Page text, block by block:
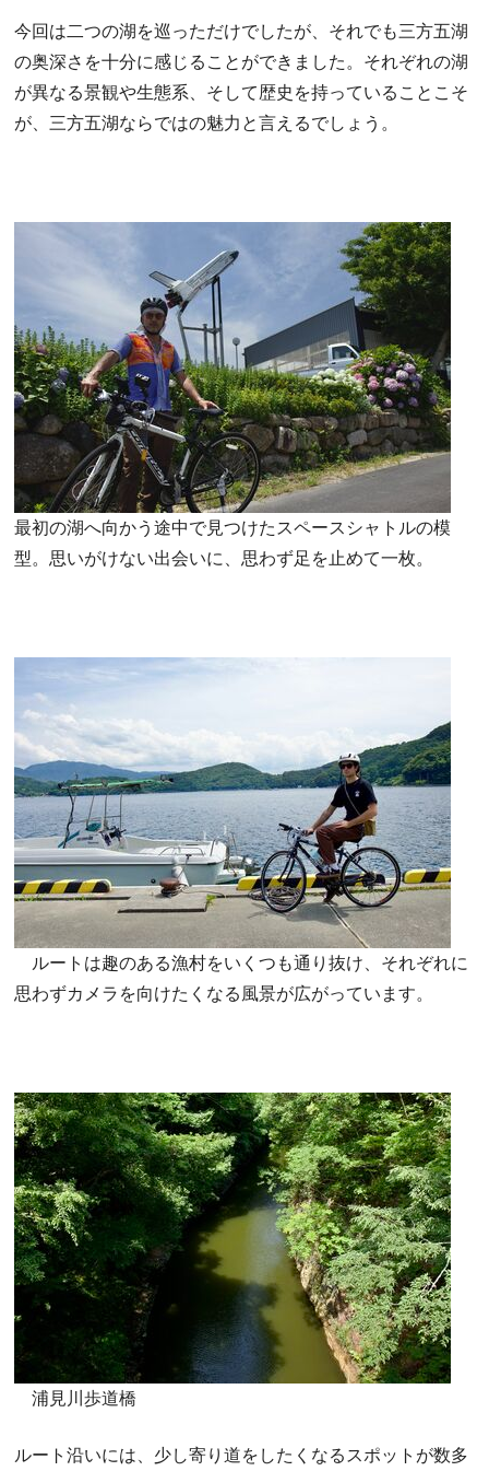
今回は二つの湖を巡っただけでしたが、それでも三方五湖
の奥深さを十分に感じることができました。それぞれの湖
が異なる景観や生態系、そして歴史を持っていることこそ
が、三方五湖ならではの魅力と言えるでしょう。
最初の湖へ向かう途中で見つけたスペースシャトルの模
型。思いがけない出会いに、思わず足を止めて一枚。
ルートは趣のある漁村をいくつも通り抜け、それぞれに
思わずカメラを向けたくなる風景が広がっています。
浦見川歩道橋
ルート沿いには、少し寄り道をしたくなるスポットが数多